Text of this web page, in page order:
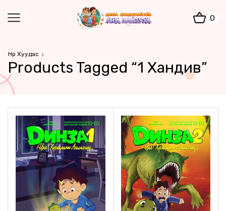
0
Нүүр Хуудас
Products Tagged “1 Хандив”